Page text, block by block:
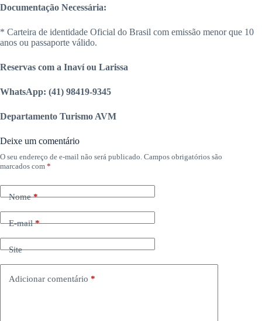
Documentação Necessária:
* Carteira de identidade Oficial do Brasil com emissão menor que 10
anos ou passaporte válido.
Reservas com a Inaví ou Larissa
WhatsApp: (41) 98419-9345
Departamento Turismo AVM
Deixe um comentário
O seu endereço de e-mail não será publicado. Campos obrigatórios são
marcados com *
Nome*
E-mail*
Site
Adicionar comentário *